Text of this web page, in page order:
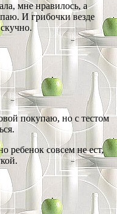
мне нравилось, а
И грибочки везде
покупаю, но с тестом
ребенок совсем не ест,